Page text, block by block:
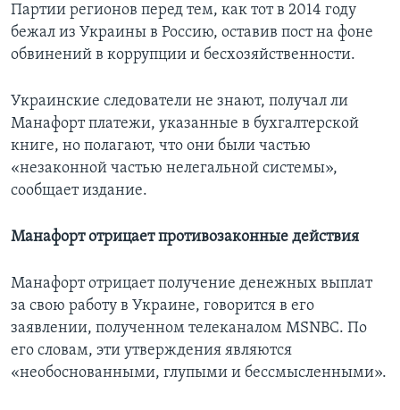
Партии регионов перед тем, как тот в 2014 году
бежал из Украины в Россию, оставив пост на фоне
обвинений в коррупции и бесхозяйственности.
Украинские следователи не знают, получал ли
Манафорт платежи, указанные в бухгалтерской
книге, но полагают, что они были частью
«незаконной частью нелегальной системы»,
сообщает издание.
Манафорт отрицает противозаконные действия
Манафорт отрицает получение денежных выплат
за свою работу в Украине, говорится в его
заявлении, полученном телеканалом MSNBC. По
его словам, эти утверждения являются
«необоснованными, глупыми и бессмысленными».